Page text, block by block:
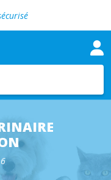
vétérinaire
vétérinaire